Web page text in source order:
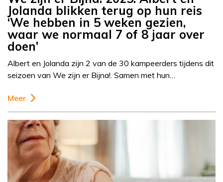
Jolanda blikken terug op hun reis
‘We hebben in 5 weken gezien,
waar we normaal 7 of 8 jaar over
doen’
Albert en Jolanda zijn 2 van de 30 kampeerders tijdens dit
seizoen van We zijn er Bijna!. Samen met hun…
Meer